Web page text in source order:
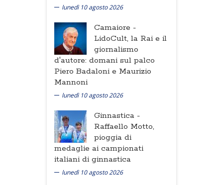
lunedì 10 agosto 2026
Camaiore -
LidoCult, la Rai e il
giornalismo
d'autore: domani sul palco
Piero Badaloni e Maurizio
Mannoni
lunedì 10 agosto 2026
Ginnastica -
Raffaello Motto,
pioggia di
medaglie ai campionati
italiani di ginnastica
lunedì 10 agosto 2026